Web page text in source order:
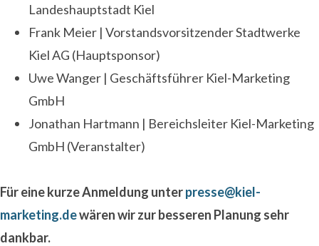
Landeshauptstadt Kiel
Frank Meier | Vorstandsvorsitzender Stadtwerke
Kiel AG (Hauptsponsor)
Uwe Wanger | Geschäftsführer Kiel-Marketing
GmbH
Jonathan Hartmann | Bereichsleiter Kiel-Marketing
GmbH (Veranstalter)
Für eine kurzeAnmeldung unterpresse@kiel-
marketing.dewären wir zur besseren Planung sehr
dankbar.